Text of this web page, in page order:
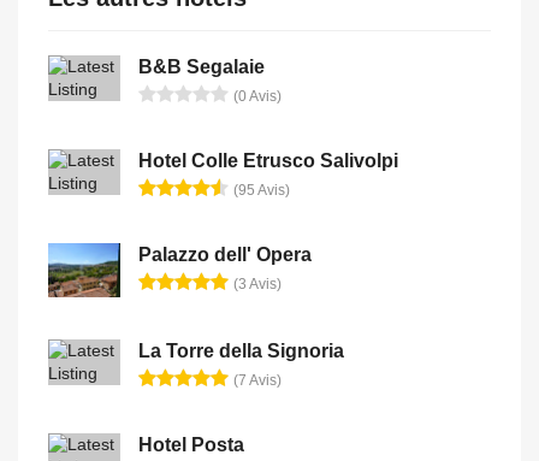
B&B Segalaie
(0 Avis)
Hotel Colle Etrusco Salivolpi
(95 Avis)
Palazzo dell' Opera
(3 Avis)
La Torre della Signoria
(7 Avis)
Hotel Posta